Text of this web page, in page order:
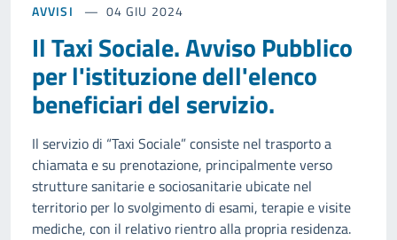
AVVISI 04 GIU 2024
Il Taxi Sociale. Avviso Pubblico
per l'istituzione dell'elenco
beneficiari del servizio.
Il servizio di “Taxi Sociale” consiste nel trasporto a
chiamata e su prenotazione, principalmente verso
strutture sanitarie e sociosanitarie ubicate nel
territorio per lo svolgimento di esami, terapie e visite
mediche, con il relativo rientro alla propria residenza.